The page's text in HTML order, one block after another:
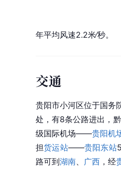
年平均风速2.2米∕秒。
交通
贵阳市小河区位于国务
处，有8条公路进出，
级国际机场——贵阳机
担货运站——贵阳东站
路可到湖南 广西 ，经